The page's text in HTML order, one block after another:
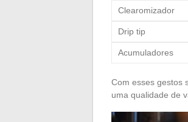
Clearomizador
Drip tip
Acumuladores
Com esses gestos
uma qualidade de